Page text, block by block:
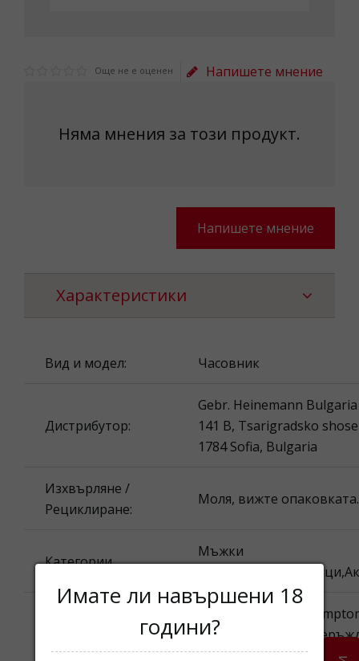
Още не е оценен Напишете мнение
Няма мнения за този продукт.
Напишете мнение
Характеристики
Вид и модел: Часовник
Дистрибутор:
Gebr. Heinemann
141 B, Tsarigradsko
1784 Sofia, Bulgaria
Изхвърляне /
Рециклиране:
Моля, вижте опаковката.
Категории
Мъжки
на продукта:
Armani Exchange
Часовник Корпус:
стомана, Каишка:
Имате ли навършени 18
години?